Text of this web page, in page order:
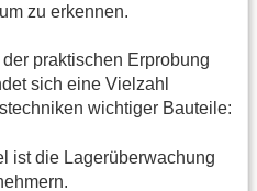
zu erkennen.
praktischen Erprobung
sich eine Vielzahl
wichtiger Bauteile:
ist die Lagerüberwachung